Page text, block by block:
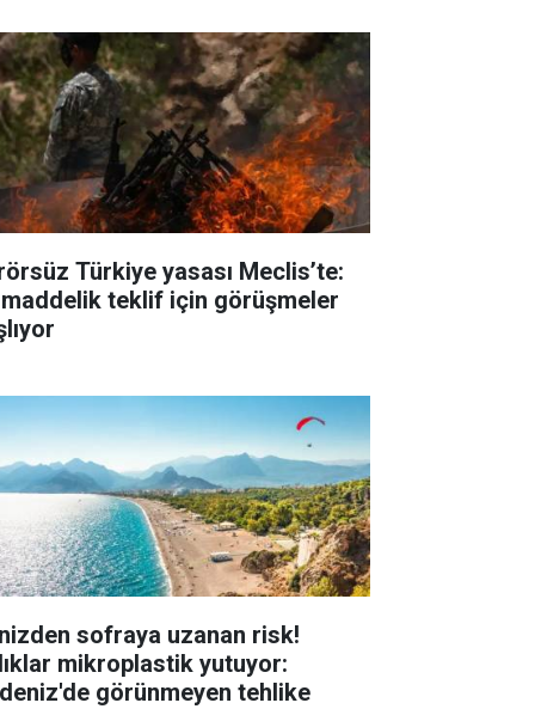
Türkiye yasası Meclis’te:
teklif için görüşmeler
sofraya uzanan risk!
mikroplastik yutuyor:
görünmeyen tehlike